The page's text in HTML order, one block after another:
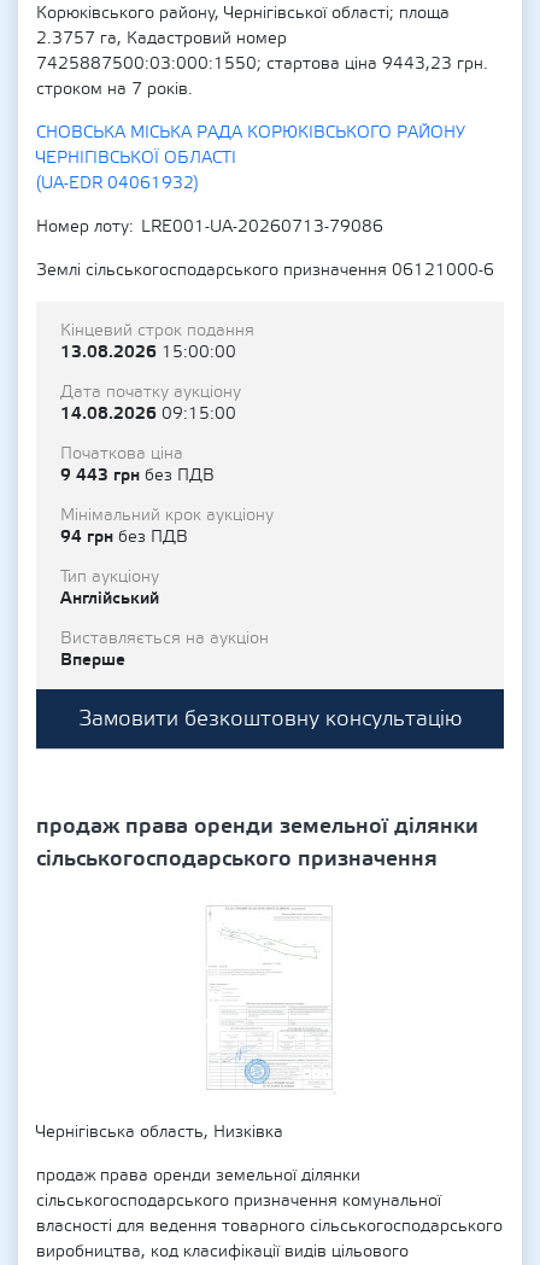
Корюківського району, Чернігівської області; площа
2.3757 га, Кадастровий номер
7425887500:03:000:1550; стартова ціна 9443,23 грн.
строком на 7 років.
СНОВСЬКА МІСЬКА РАДА КОРЮКІВСЬКОГО РАЙОНУ
ЧЕРНІГІВСЬКОЇ ОБЛАСТІ
(UA-EDR 04061932)
Номер лоту
LRE001-UA-20260713-79086
Землі сільськогосподарського призначення 06121000-6
Кінцевий строк подання
13.08.2026 15:00:00
Дата початку аукціону
14.08.2026 09:15:00
Початкова ціна
9 443 грн без ПДВ
Мінімальний крок аукціону
94 грн без ПДВ
Тип аукціону
Англійський
Виставляється на аукціон
Вперше
Замовити безкоштовну консультацію
продаж права оренди земельної ділянки
сільськогосподарського призначення
Чернігівська область, Низківка
продаж права оренди земельної ділянки
сільськогосподарського призначення комунальної
власності для ведення товарного сільськогосподарського
виробництва, код класифікації видів цільового